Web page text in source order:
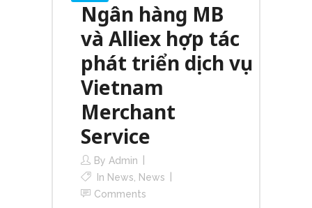
Ngân hàng MB
và Alliex hợp tác
phát triển dịch vụ
Vietnam
Merchant
Service
By Admin
In News
News
Comments